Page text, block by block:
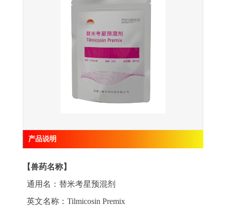
产品说明
【兽药名称】
通用名：替米考星预混剂
英文名称：Tilmicosin Premix